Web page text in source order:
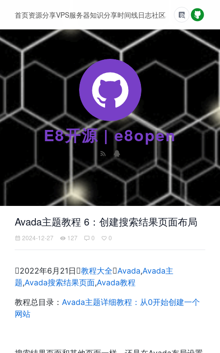
E8开源 | e8open
首页资源分享VPS服务器知识分享时间线日志社区友情链接
Avada主题教程 6：创建搜索结果页面布局
2024-12-27 127 0 0
2022年6月21日教程大全Avada,Avada主
题,Avada搜索结果页面,Avada教程
教程总目录： Avada主题详细教程：从0开始创建一个
网站